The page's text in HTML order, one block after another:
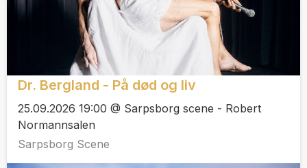
Dr. Bergland - På død og liv
25.09.2026 19:00 @ Sarpsborg scene - Robert
Normannsalen
Sarpsborg Scene